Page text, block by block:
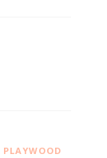
PLAYWOOD